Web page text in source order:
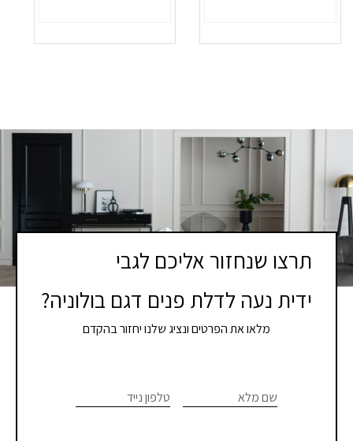
תרצו שנחזור אליכם לגבי
ידית נעה לדלת פנים דגם בולוניה?
מלאו את הפרטים ונציג שלנו יחזור בהקדם
קשר
שם מלא טלפון נייד
are